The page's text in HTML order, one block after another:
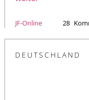
JF-Online 28
DEUTSCHLAND